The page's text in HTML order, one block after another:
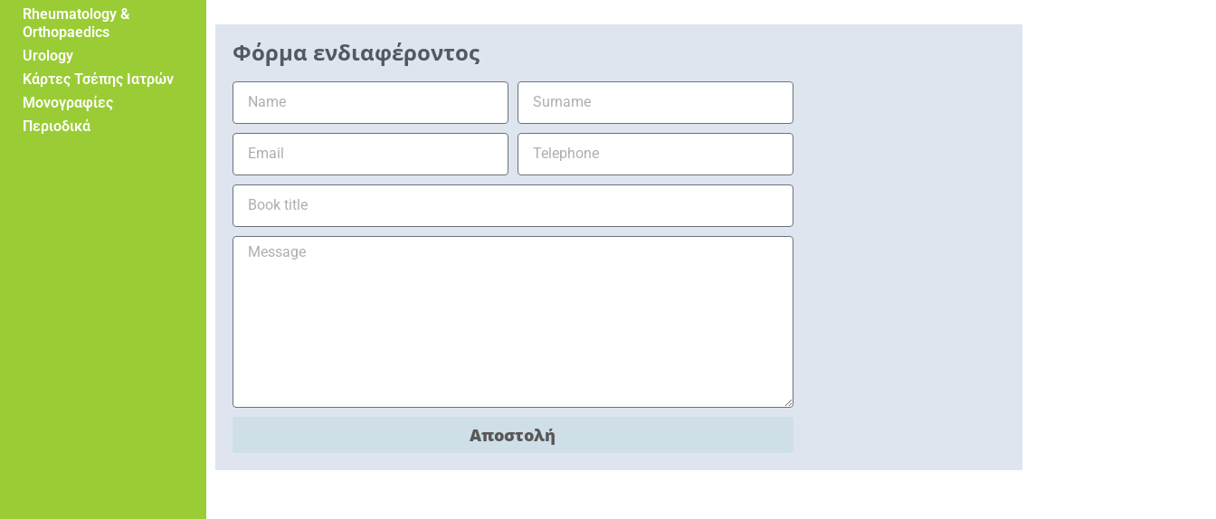
Rheumatology &
Orthopaedics
Urology
Κάρτες Τσέπης Ιατρών
Μονογραφίες
Περιοδικά
Φόρμα ενδιαφέροντος
Αποστολή